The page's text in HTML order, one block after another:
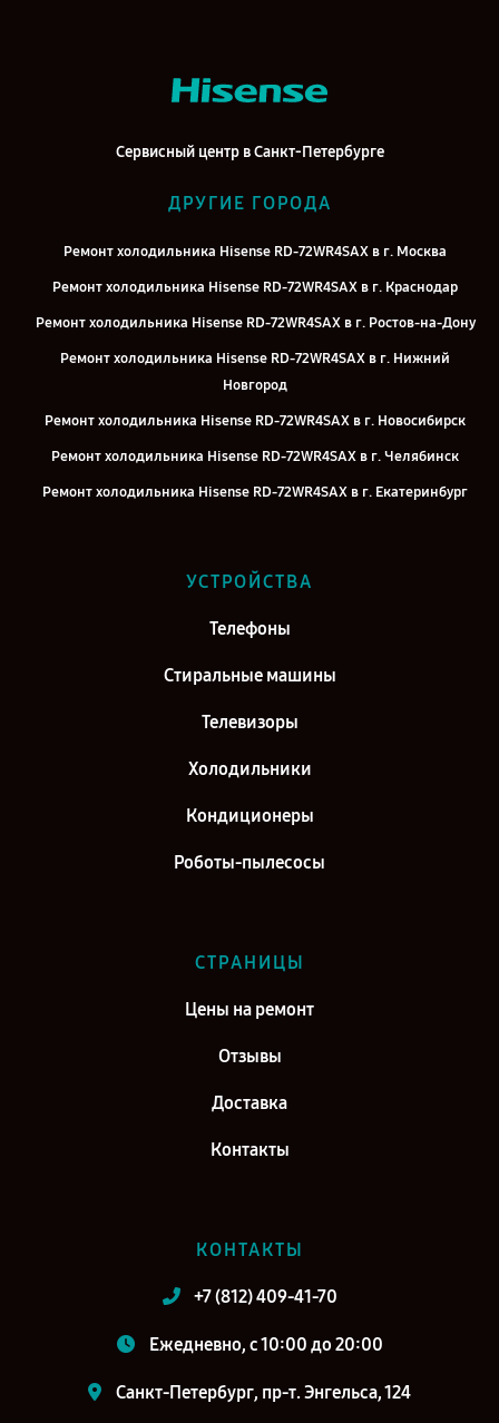
Сервисный центр в Санкт-Петербурге
ДРУГИЕ ГОРОДА
Ремонт холодильника Hisense RD-72WR4SAX в г. Москва
Ремонт холодильника Hisense RD-72WR4SAX в г. Краснодар
Ремонт холодильника Hisense RD-72WR4SAX в г. Ростов-на-Дону
Ремонт холодильника Hisense RD-72WR4SAX в г. Нижний
Новгород
Ремонт холодильника Hisense RD-72WR4SAX в г. Новосибирск
Ремонт холодильника Hisense RD-72WR4SAX в г. Челябинск
Ремонт холодильника Hisense RD-72WR4SAX в г. Екатеринбург
Ремонт холодильника Hisense RD-72WR4SAX в г. Самара
Ремонт холодильника Hisense RD-72WR4SAX в г. Киров
УСТРОЙСТВА
Телефоны
Стиральные машины
Телевизоры
Холодильники
Кондиционеры
Роботы-пылесосы
СТРАНИЦЫ
Цены на ремонт
Отзывы
Доставка
Контакты
КОНТАКТЫ
+7 (812) 409-41-70
Ежедневно, с 10:00 до 20:00
Санкт-Петербург, пр-т. Энгельса, 124